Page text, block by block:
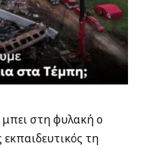
μπει στη φυλακή ο
τη